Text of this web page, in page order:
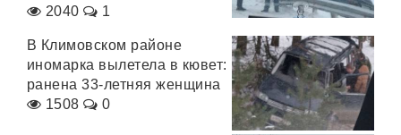
2040
1
В Климовском районе
иномарка вылетела в кювет:
ранена 33-летняя женщина
1508
0